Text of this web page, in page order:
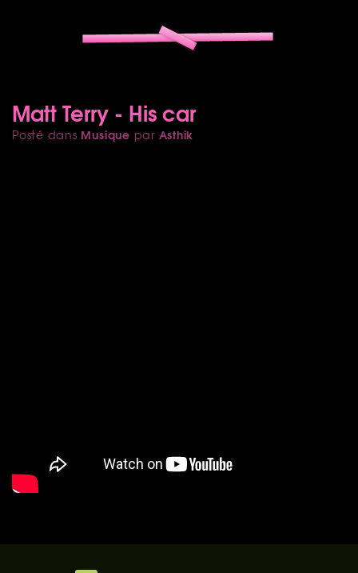
Matt Terry - His car
Posté dans Musique par Asthik